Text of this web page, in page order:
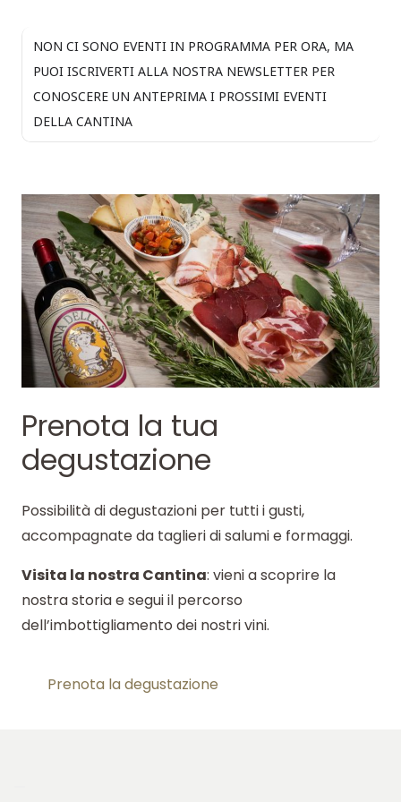
NON CI SONO EVENTI IN PROGRAMMA PER ORA, MA
PUOI ISCRIVERTI ALLA NOSTRA NEWSLETTER PER
CONOSCERE UN ANTEPRIMA I PROSSIMI EVENTI
DELLA CANTINA
Prenota la tua
degustazione
Possibilità di degustazioni per tutti i gusti,
accompagnate da taglieri di salumi e formaggi.
Visita la nostra Cantina: vieni a scoprire la
nostra storia e segui il percorso
dell’imbottigliamento dei nostri vini.
Prenota la degustazione